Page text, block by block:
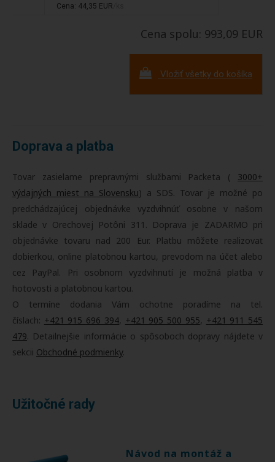
Cena: 44,35 EUR
Cena spolu: 993,09 EUR
Vložiť všetky do košíka
Doprava a platba
Tovar zasielame prepravnými službami Packeta ( 3000+
výdajných miest na Slovensku) a SDS. Tovar je možné po
predchádzajúcej objednávke vyzdvihnúť osobne v našom
sklade v Orechovej Potôni 311. Doprava je ZADARMO pri
objednávke tovaru nad 200 Eur. Platbu môžete realizovať
dobierkou, online platobnou kartou, prevodom na účet alebo
cez PayPal. Pri osobnom vyzdvihnutí je možná platba v
hotovosti a platobnou kartou.
O termíne dodania Vám ochotne poradíme na tel.
číslach: +421 915 696 394, +421 905 500 955, +421 911 545
479. Detailnejšie informácie o spôsoboch dopravy nájdete v
sekcii Obchodné podmienky.
Užitočné rady
Návod na montáž a